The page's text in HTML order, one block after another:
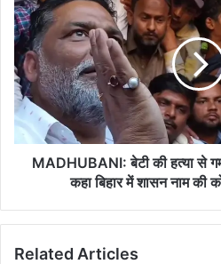
व
सरकार
से
जवाब-
तलब
बेटी
की
हत्या
से
गम
में
मां
बिहार
MADHUBANI: बेटी की हत्या से
कहा बिहार में शासन नाम की
Related Articles